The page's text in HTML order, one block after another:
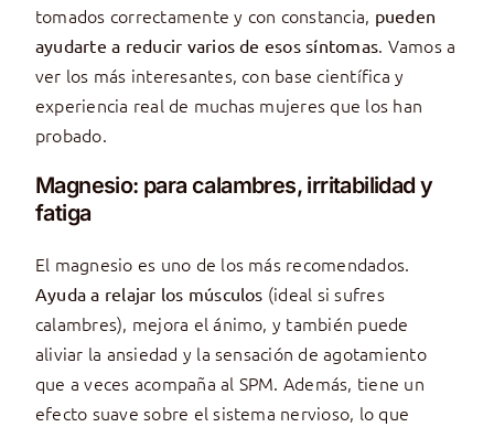
tomados correctamente y con constancia, pueden
ayudarte a reducir varios de esos síntomas. Vamos a
ver los más interesantes, con base científica y
experiencia real de muchas mujeres que los han
probado.
Magnesio: para calambres, irritabilidad y
fatiga
El magnesio es uno de los más recomendados.
Ayuda a relajar los músculos (ideal si sufres
calambres), mejora el ánimo, y también puede
aliviar la ansiedad y la sensación de agotamiento
que a veces acompaña al SPM. Además, tiene un
efecto suave sobre el sistema nervioso, lo que